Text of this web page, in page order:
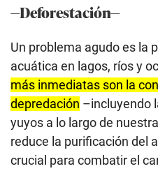
—Deforestación—
Un problema agudo es la
acuática en lagos, ríos y
más inmediatas son la
depredación –incluyendo
yuyos a lo largo de
reduce la purificación del
crucial para combatir el